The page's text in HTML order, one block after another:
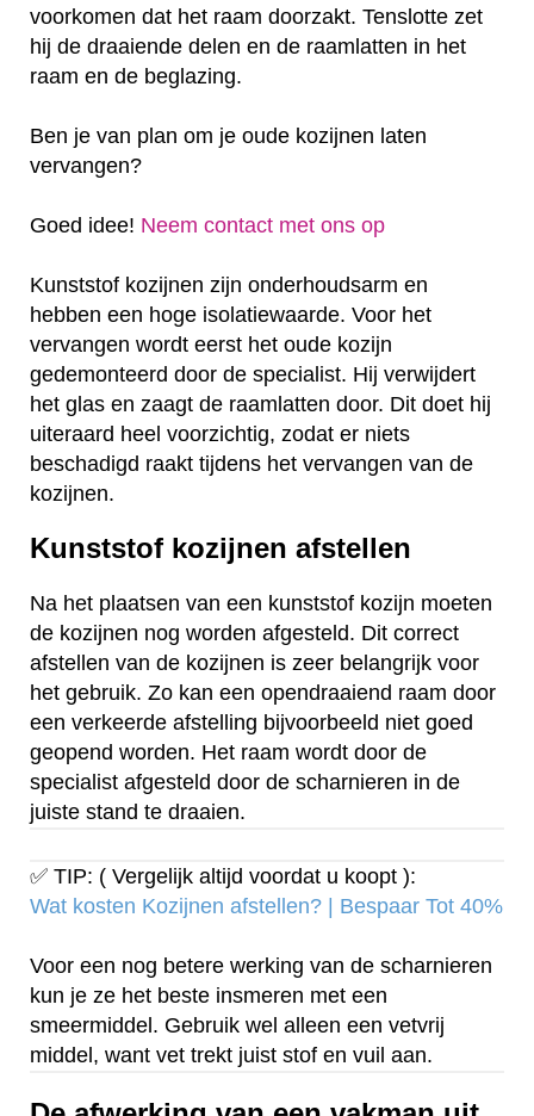
voorkomen dat het raam doorzakt. Tenslotte zet
hij de draaiende delen en de raamlatten in het
raam en de beglazing.
Ben je van plan om je oude kozijnen laten
vervangen?
Goed idee! Neem contact met ons op
Kunststof kozijnen zijn onderhoudsarm en
hebben een hoge isolatiewaarde. Voor het
vervangen wordt eerst het oude kozijn
gedemonteerd door de specialist. Hij verwijdert
het glas en zaagt de raamlatten door. Dit doet hij
uiteraard heel voorzichtig, zodat er niets
beschadigd raakt tijdens het vervangen van de
kozijnen.
Kunststof kozijnen afstellen
Na het plaatsen van een kunststof kozijn moeten
de kozijnen nog worden afgesteld. Dit correct
afstellen van de kozijnen is zeer belangrijk voor
het gebruik. Zo kan een opendraaiend raam door
een verkeerde afstelling bijvoorbeeld niet goed
geopend worden. Het raam wordt door de
specialist afgesteld door de scharnieren in de
juiste stand te draaien.
✅ TIP: ( Vergelijk altijd voordat u koopt ):
Wat kosten Kozijnen afstellen? | Bespaar Tot 40%‎
Voor een nog betere werking van de scharnieren
kun je ze het beste insmeren met een
smeermiddel. Gebruik wel alleen een vetvrij
middel, want vet trekt juist stof en vuil aan.